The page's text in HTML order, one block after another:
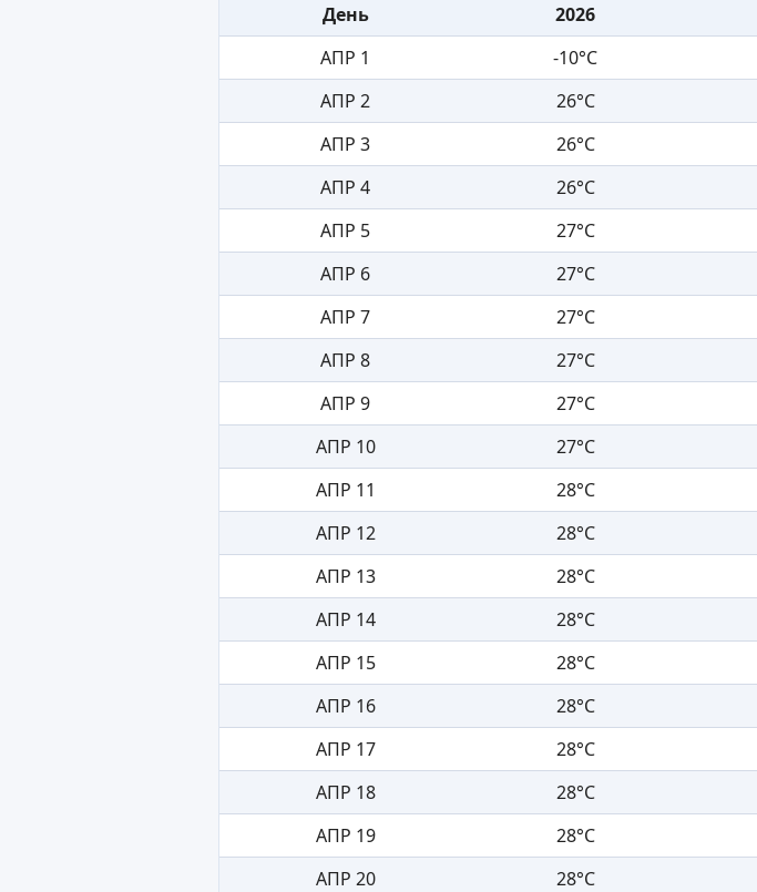
День 2026
АПР 1
-10°C
АПР 2
26°C
АПР 3
26°C
АПР 4
26°C
АПР 5
27°C
АПР 6
27°C
АПР 7
27°C
АПР 8
27°C
АПР 9
27°C
АПР 10
27°C
АПР 11
28°C
АПР 12
28°C
АПР 13
28°C
АПР 14
28°C
АПР 15
28°C
АПР 16
28°C
АПР 17
28°C
АПР 18
28°C
АПР 19
28°C
АПР 20
28°C